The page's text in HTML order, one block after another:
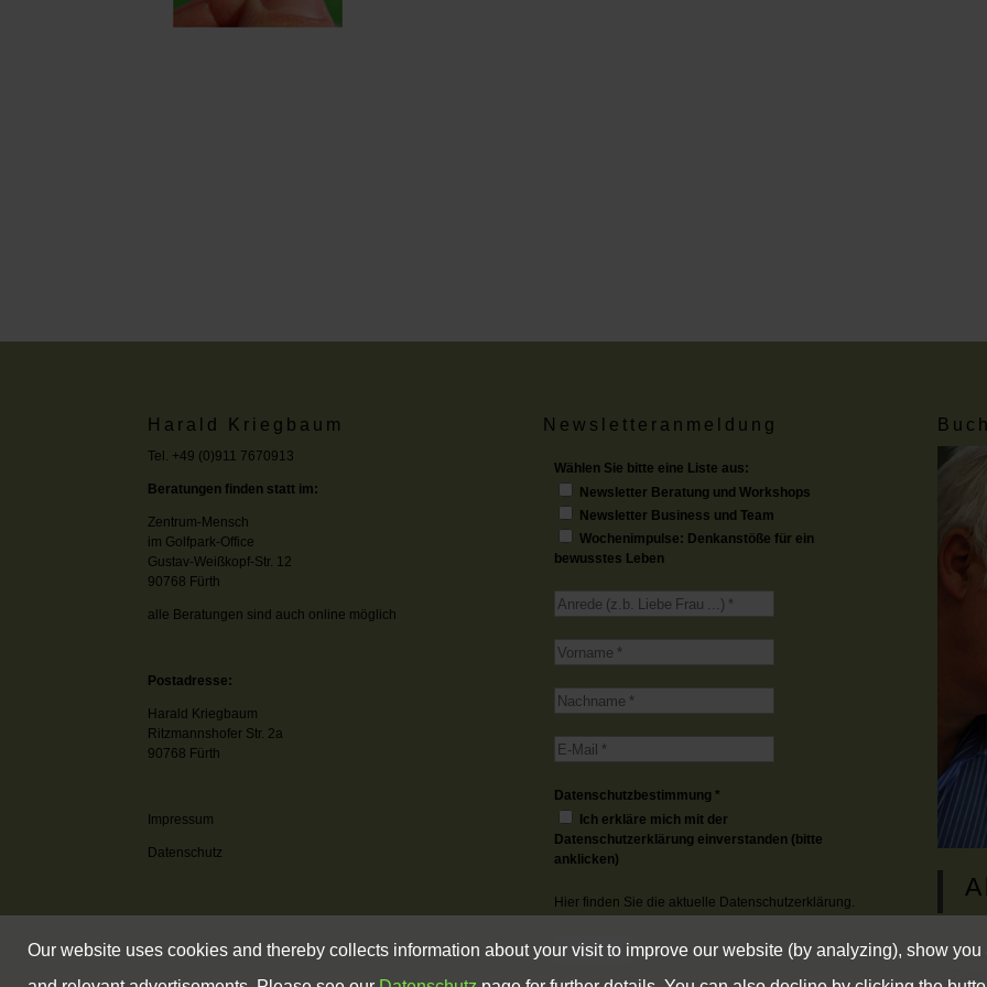
Harald Kriegbaum
Tel. +49 (0)911 7670913
Beratungen finden statt im:
Zentrum-Mensch
im Golfpark-Office
Gustav-Weißkopf-Str. 12
90768 Fürth
alle Beratungen sind auch online möglich
Postadresse:
Harald Kriegbaum
Ritzmannshofer Str. 2a
90768 Fürth
Impressum
Datenschutz
Newsletteranmeldung
Wählen Sie bitte eine Liste aus:
Newsletter Beratung und Workshops
Newsletter Business und Team
Wochenimpulse: Denkanstöße für ein
bewusstes Leben
Datenschutzbestimmung *
Ich erkläre mich mit der
Datenschutzerklärung einverstanden (bitte
anklicken)
Hier finden Sie die aktuelle Datenschutzerklärung.
Info
Our website uses cookies and thereby collects information about your visit to improve our website (by analyzing), show